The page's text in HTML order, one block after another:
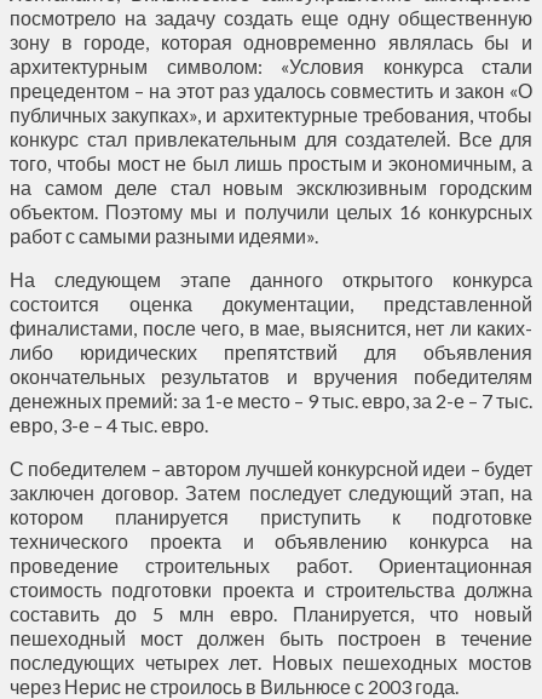
посмотрело на задачу создать еще одну общественную
зону в городе, которая одновременно являлась бы и
архитектурным символом: «Условия конкурса стали
прецедентом – на этот раз удалось совместить и закон «О
публичных закупках», и архитектурные требования, чтобы
конкурс стал привлекательным для создателей. Все для
того, чтобы мост не был лишь простым и экономичным, а
на самом деле стал новым эксклюзивным городским
объектом. Поэтому мы и получили целых 16 конкурсных
работ с самыми разными идеями».
На следующем этапе данного открытого конкурса
состоится оценка документации, представленной
финалистами, после чего, в мае, выяснится, нет ли каких-
либо юридических препятствий для объявления
окончательных результатов и вручения победителям
денежных премий: за 1-е место – 9 тыс. евро, за 2-е – 7 тыс.
евро, 3-е – 4 тыс. евро.
С победителем – автором лучшей конкурсной идеи – будет
заключен договор. Затем последует следующий этап, на
котором планируется приступить к подготовке
технического проекта и объявлению конкурса на
проведение строительных работ. Ориентационная
стоимость подготовки проекта и строительства должна
составить до 5 млн евро. Планируется, что новый
пешеходный мост должен быть построен в течение
последующих четырех лет. Новых пешеходных мостов
через Нерис не строилось в Вильнюсе с 2003 года.